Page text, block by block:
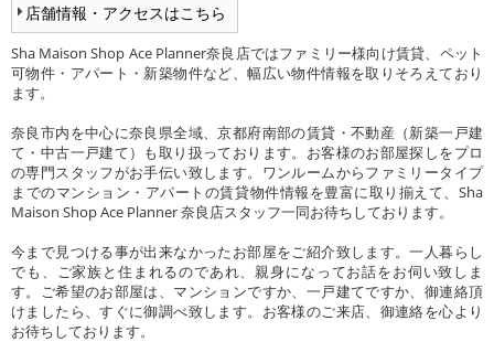
店舗情報・アクセスはこちら
Sha Maison Shop Ace Planner奈良店ではファミリー様向け賃貸、ペット
可物件・アパート・新築物件など、幅広い物件情報を取りそろえており
ます。
奈良市内を中心に奈良県全域、京都府南部の賃貸・不動産（新築一戸建
て・中古一戸建て）も取り扱っております。お客様のお部屋探しをプロ
の専門スタッフがお手伝い致します。ワンルームからファミリータイプ
までのマンション・アパートの賃貸物件情報を豊富に取り揃えて、Sha
Maison Shop Ace Planner 奈良店スタッフ一同お待ちしております。
今まで見つける事が出来なかったお部屋をご紹介致します。一人暮らし
でも、ご家族と住まれるのであれ、親身になってお話をお伺い致しま
す。ご希望のお部屋は、マンションですか、一戸建てですか、御連絡頂
けましたら、すぐに御調べ致します。お客様のご来店、御連絡を心より
お待ちしております。